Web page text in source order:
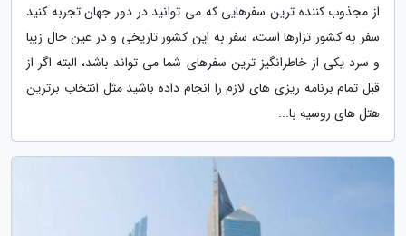
از مجذوب کننده ترین سفرهایی که می توانید در دور جهان تجربه کنید
سفر به کشور تزارها است، سفر به این کشور تاریخی و در عین حال زیبا
و سرد یکی از خاطرانگیز ترین سفرهای شما می تواند باشد، البته اگر از
قبل تمام برنامه ریزی های لازم را انجام داده باشید مثل انتخاب برترین
هتل های روسیه با...